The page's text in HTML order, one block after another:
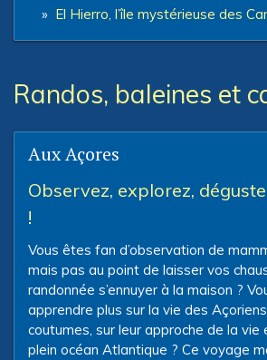
» El Hierro, l’île mystérieuse des
Randos, baleines et
Aux Açores
Observez, explorez,
!
Vous êtes fan d’observation de
mais pas au point de laisser vos
randonnée s’ennuyer à la maison ?
apprendre plus sur la vie des
coutumes, sur leur approche de la vie
plein océan Atlantique ? Ce voyage